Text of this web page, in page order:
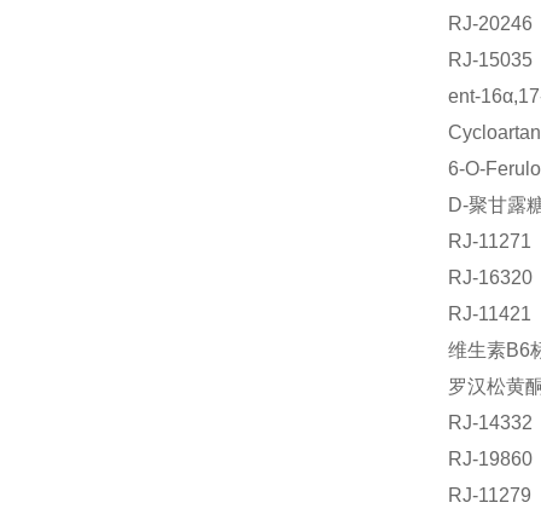
RJ-
RJ-
ent-
6-O-
D-聚甘露
RJ-
RJ-
RJ-
维生素
罗汉松黄
RJ-
RJ-
RJ-